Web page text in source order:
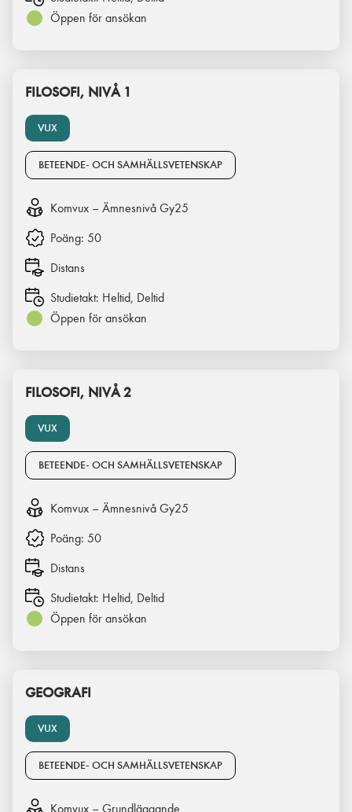
Öppen för ansökan
VUX
FILOSOFI, NIVÅ 1
BETEENDE- OCH SAMHÄLLSVETENSKAP
Komvux – Ämnesnivå Gy25
Poäng: 50
Distans
Studietakt: Heltid, Deltid
Öppen för ansökan
VUX
FILOSOFI, NIVÅ 2
BETEENDE- OCH SAMHÄLLSVETENSKAP
Komvux – Ämnesnivå Gy25
Poäng: 50
Distans
Studietakt: Heltid, Deltid
Öppen för ansökan
VUX
GEOGRAFI
BETEENDE- OCH SAMHÄLLSVETENSKAP
Komvux – Grundläggande